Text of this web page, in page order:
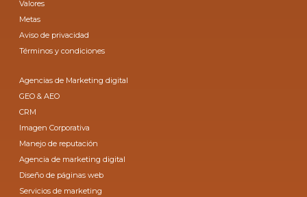
Valores
Metas
Aviso de privacidad
Términos y condiciones
Agencias de Marketing digital
GEO & AEO
CRM
Imagen Corporativa
Manejo de reputación
Agencia de marketing digital
Diseño de páginas web
Servicios de marketing